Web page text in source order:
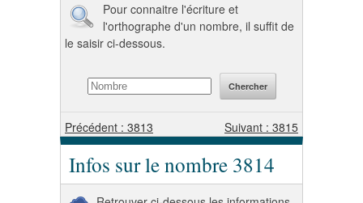
Pour connaitre l'écriture et
l'orthographe d'un nombre, il suffit de
le saisir ci-dessous.
Précédent : 3813 Suivant : 3815
Infos sur le nombre 3814